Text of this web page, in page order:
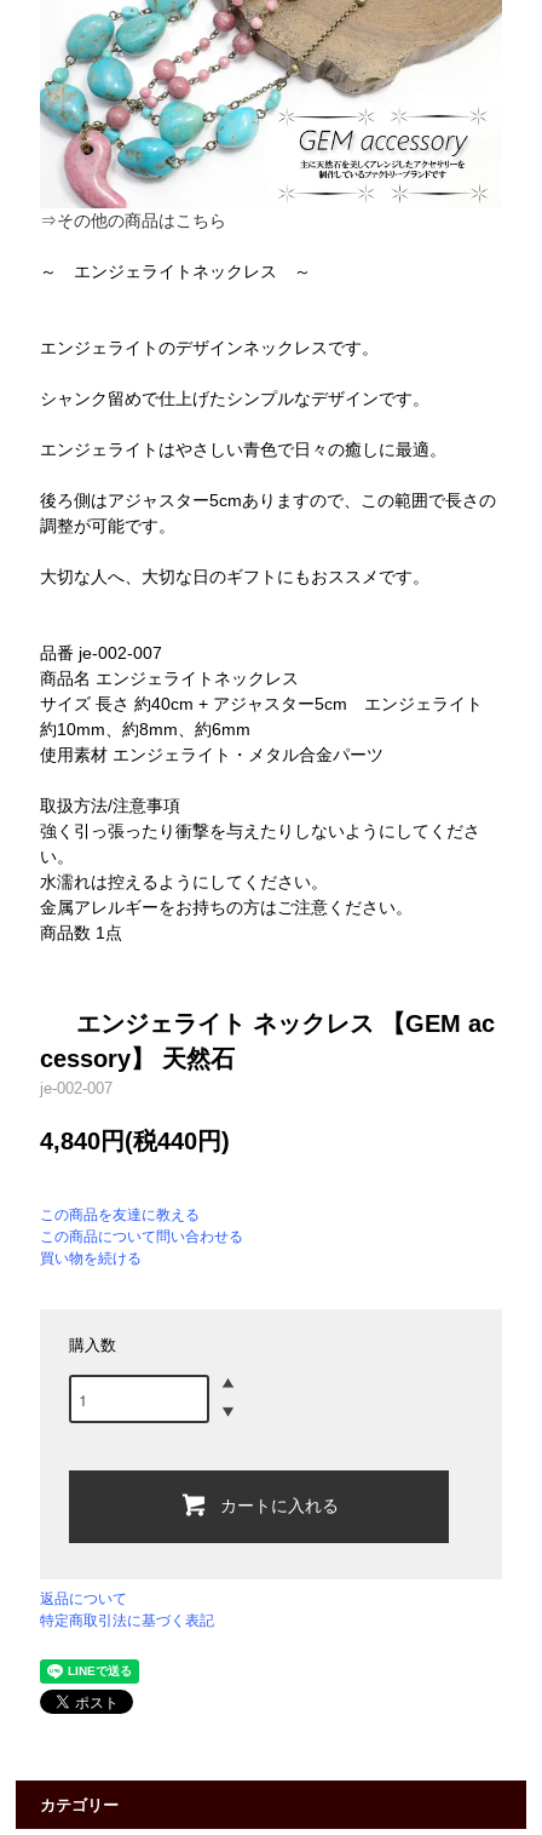
⇒その他の商品はこちら
～ エンジェライトネックレス ～
エンジェライトのデザインネックレスです。
シャンク留めで仕上げたシンプルなデザインです。
エンジェライトはやさしい青色で日々の癒しに最適。
後ろ側はアジャスター5cmありますので、この範囲で長さの
調整が可能です。
大切な人へ、大切な日のギフトにもおススメです。
品番 je-002-007
商品名 エンジェライトネックレス
サイズ 長さ 約40cm + アジャスター5cm エンジェライト
約10mm、約8mm、約6mm
使用素材 エンジェライト・メタル合金パーツ
取扱方法/注意事項
強く引っ張ったり衝撃を与えたりしないようにしてくださ
い。
水濡れは控えるようにしてください。
金属アレルギーをお持ちの方はご注意ください。
商品数 1点
エンジェライト ネックレス 【GEM ac
cessory】 天然石
je-002-007
4,840円(税440円)
この商品を友達に教える
この商品について問い合わせる
買い物を続ける
購入数
カートに入れる
返品について
特定商取引法に基づく表記
カテゴリー